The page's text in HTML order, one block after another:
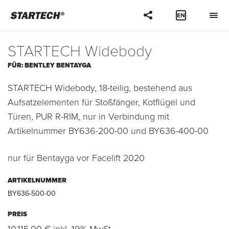
STARTECH Widebody
FÜR:BENTLEY BENTAYGA
STARTECH Widebody, 18-teilig, bestehend aus
Aufsatzelementen für Stoßfänger, Kotflügel und
Türen, PUR R-RIM, nur in Verbindung mit
Artikelnummer BY636-200-00 und BY636-400-00
nur für Bentayga vor Facelift 2020
ARTIKELNUMMER
BY636-500-00
PREIS